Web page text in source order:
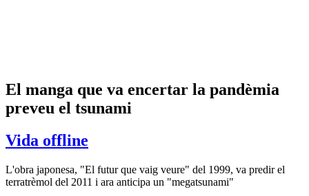
El manga que va encertar la pandèmia
preveu el tsunami
Vida offline
L'obra japonesa, "El futur que vaig veure" del 1999, va predir el
terratrèmol del 2011 i ara anticipa un "megatsunami"